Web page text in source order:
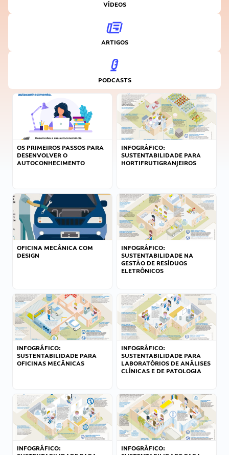
VÍDEOS
ARTIGOS
PODCASTS
OS PRIMEIROS PASSOS PARA
DESENVOLVER O
AUTOCONHECIMENTO
INFOGRÁFICO:
SUSTENTABILIDADE PARA
HORTIFRUTIGRANJEIROS
OFICINA MECÂNICA COM
DESIGN
INFOGRÁFICO:
SUSTENTABILIDADE NA
GESTÃO DE RESÍDUOS
ELETRÔNICOS
INFOGRÁFICO:
SUSTENTABILIDADE PARA
OFICINAS MECÂNICAS
INFOGRÁFICO:
SUSTENTABILIDADE PARA
LABORATÓRIOS DE ANÁLISES
CLÍNICAS E DE PATOLOGIA
INFOGRÁFICO:
INFOGRÁFICO: